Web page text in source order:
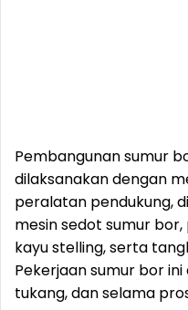
Pembangunan sumur
dilaksanakan dengan
peralatan pendukung,
mesin sedot sumur
kayu stelling, serta
Pekerjaan sumur bor
tukang, dan selama